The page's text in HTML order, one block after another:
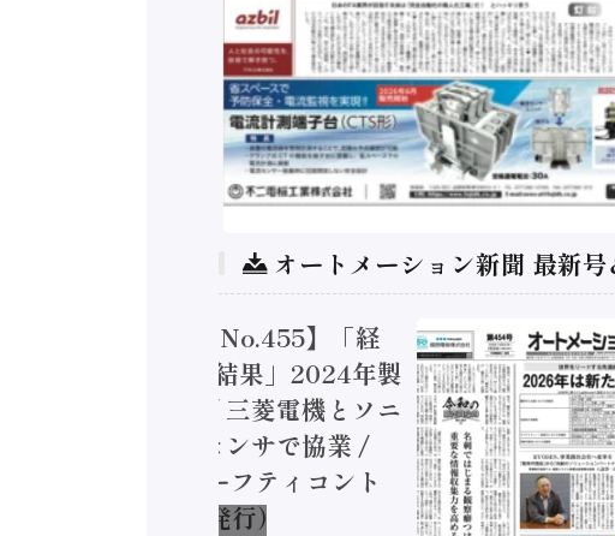
オートメーション新聞 最新
トメーション新聞 No.455】「経
実態調査二次集計結果」2024年製
加価値額86兆円 / 三菱電機とソニ
コン AIビジョンセンサで協業 /
安全に動かすセーフティコント
（2026年8月5日発行）